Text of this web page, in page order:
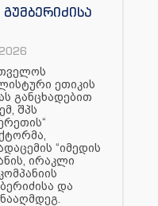
ეთიკის
განცხადებით
შპს
“იმედის
ირაკლი
და